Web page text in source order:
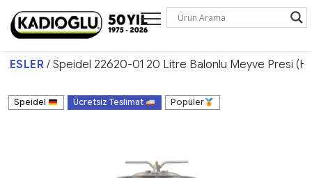
/ Speidel 22620-01 20 Litre Balonlu Meyve Presi
Speidel Ücretsiz Teslimat Popüler